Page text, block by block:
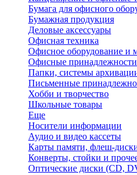
Бумага для офисного
Бумажная продукция
Деловые аксессуары
Офисная техника
Офисное оборудование и
Офисные принадлежности
Папки, системы
Письменные
Хобби и творчество
Школьные товары
Еще
Носители информации
Аудио и видео кассеты
Карты памяти, флеш-
Конверты, стойки и
Оптические диски (CD,